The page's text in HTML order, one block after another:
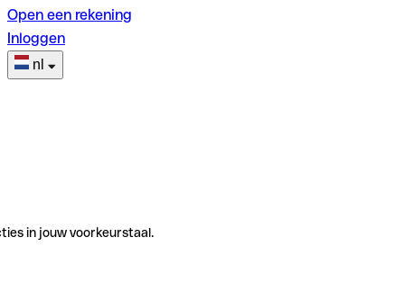
Open een rekening
Inloggen
nl
in jouw voorkeurstaal.